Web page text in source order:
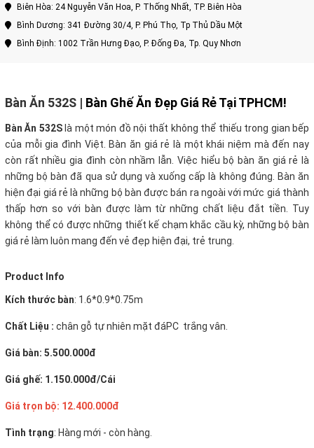
Biên Hòa: 24 Nguyễn Văn Hoa, P. Thống Nhất, TP. Biên Hòa
Bình Dương: 341 Đường 30/4, P. Phú Thọ, Tp Thủ Dầu Một
Bình Định: 1002 Trần Hưng Đạo, P. Đống Đa, Tp. Quy Nhơn
Bàn Ăn 532S | Bàn Ghế Ăn Đẹp Giá Rẻ Tại TPHCM!
Bàn Ăn 532Slà một món đồ nội thất không thể thiếu trong gian bếp
của mỗi gia đình Việt. Bàn ăn giá rẻ là một khái niệm mà đến nay
còn rất nhiều gia đình còn nhầm lẫn. Việc hiểu bộ bàn ăn giá rẻ là
những bộ bàn đã qua sử dụng và xuống cấp là không đúng. Bàn ăn
hiện đại giá rẻ là những bộ bàn được bán ra ngoài với mức giá thành
thấp hơn so với bàn được làm từ những chất liệu đắt tiền. Tuy
không thể có được những thiết kế chạm khắc cầu kỳ, những bộ bàn
giá rẻ làm luôn mang đến vẻ đẹp hiện đại, trẻ trung.
Product Info
Kích thước bàn: 1.6*0.9*0.75m
Chất Liệu : chân gỗ tự nhiên mặt đáPC trắng vân.
Giá bàn: 5.500.000đ
Giá ghế: 1.150.000đ/Cái
Giá trọn bộ: 12.400.000đ
Tình trạng: Hàng mới - còn hàng.